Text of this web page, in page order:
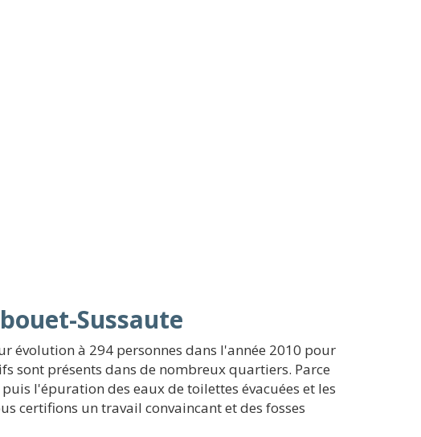
Sussaute
évolution à 294 personnes dans l'année 2010 pour
sont présents dans de nombreux quartiers. Parce
l'épuration des eaux de toilettes évacuées et les
certifions un travail convaincant et des fosses